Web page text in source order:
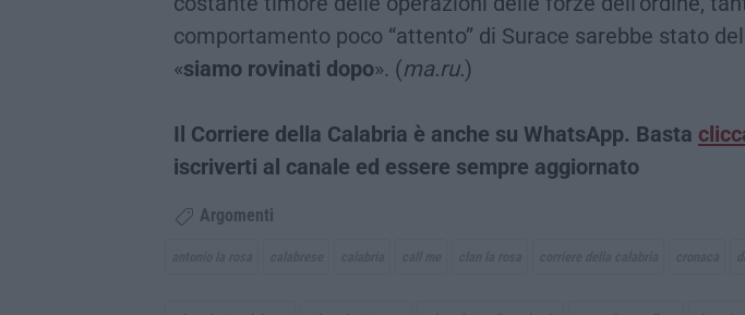
comportamento poco “attento” di Surace sarebbe stato
«siamo rovinati dopo». (ma.ru.)
Il Corriere della Calabria è anche su WhatsApp. Basta
iscriverti al canale ed essere sempre aggiornato
Argomenti